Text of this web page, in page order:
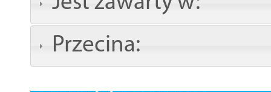
Przecina: